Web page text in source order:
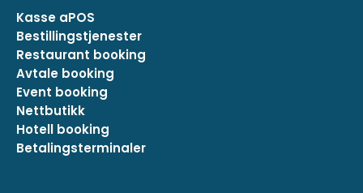
Kasse aPOS
Bestillingstjenester
Restaurant booking
Avtale booking
Event booking
Nettbutikk
Hotell booking
Betalingsterminaler